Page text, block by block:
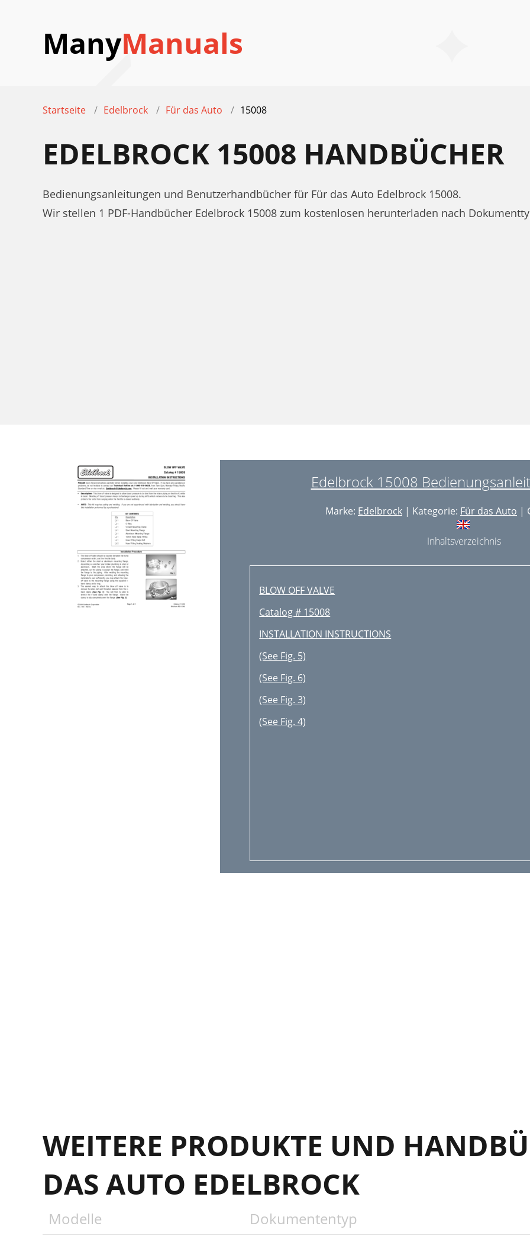
ManyManuals
Startseite Edelbrock Für das Auto 15008
EDELBROCK 15008 HANDBÜCHER
Bedienungsanleitungen und Benutzerhandbücher für Für das Auto Edelbrock 15008.
Wir stellen 1 PDF-Handbücher Edelbrock 15008 zum kostenlosen herunterladen nach
Edelbrock 15008
Marke: Edelbrock | Kategorie: Für das Auto |
Inhaltsverzeichnis
BLOW OFF VALVE
Catalog # 15008
INSTALLATION INSTRUCTIONS
(See Fig. 5)
(See Fig. 6)
(See Fig. 3)
(See Fig. 4)
WEITERE PRODUKTE UND
DAS AUTO EDELBROCK
Modelle Dokumententyp